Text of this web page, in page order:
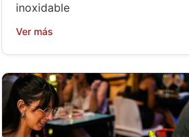
inoxidable
Ver más